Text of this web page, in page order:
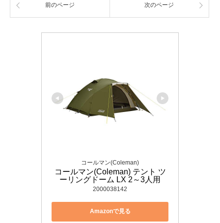
前のページ 次のページ
コールマン(Coleman)
コールマン(Coleman) テント ツ
ーリングドーム LX 2～3人用
2000038142
Amazonで見る